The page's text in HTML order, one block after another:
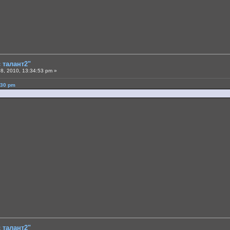
талант2"
2010, 13:34:53 pm »
pm
талант2"